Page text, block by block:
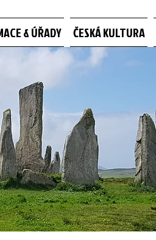
& ÚŘADY ČESKÁ KULTURA